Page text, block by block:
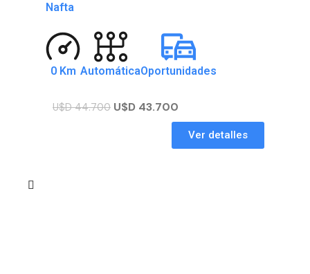
Nafta
0 Km AutomáticaOportunidades
U$D44.700 U$D 43.700
Ver detalles